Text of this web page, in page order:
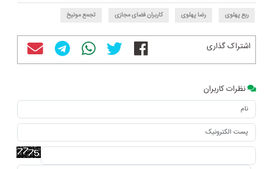
ربع پهلوی رضا پهلوی کاربران فضای مجازی تجمع مونیخ
اشتراک گذاری
نظرات کاربران